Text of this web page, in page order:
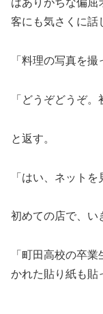
はありがちな偏屈
客にも気さくに話
「料理の写真を
「どうぞどうぞ。
と返す。
「はい、ネット
初めての店で、い
「町田高校の卒
かれた貼り紙も貼